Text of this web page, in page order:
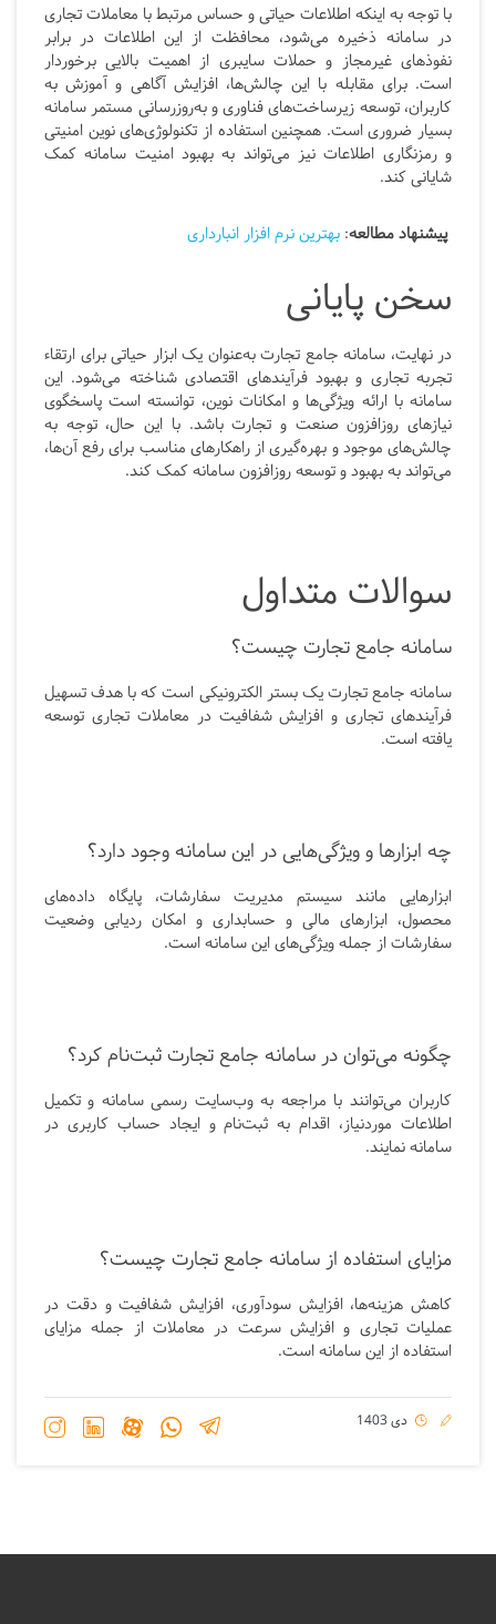
با توجه به اینکه اطلاعات حیاتی و حساس مرتبط با معاملات تجاری
در سامانه ذخیره می‌شود، محافظت از این اطلاعات در برابر
نفوذهای غیرمجاز و حملات سایبری از اهمیت بالایی برخوردار
است. برای مقابله با این چالش‌ها، افزایش آگاهی و آموزش به
کاربران، توسعه زیرساخت‌های فناوری و به‌روز‌رسانی مستمر سامانه
بسیار ضروری است. همچنین استفاده از تکنولوژی‌های نوین امنیتی
و رمزنگاری اطلاعات نیز می‌تواند به بهبود امنیت سامانه کمک
شایانی کند.
پیشنهاد مطالعه: بهترین نرم افزار انبارداری
سخن پایانی
در نهایت، سامانه جامع تجارت به‌عنوان یک ابزار حیاتی برای ارتقاء
تجربه تجاری و بهبود فرآیندهای اقتصادی شناخته می‌شود. این
سامانه با ارائه ویژگی‌ها و امکانات نوین، توانسته است پاسخگوی
نیازهای روزافزون صنعت و تجارت باشد. با این حال، توجه به
چالش‌های موجود و بهره‌گیری از راهکارهای مناسب برای رفع آن‌ها،
می‌تواند به بهبود و توسعه روزافزون سامانه کمک کند.
سوالات متداول
سامانه جامع تجارت چیست؟
سامانه جامع تجارت یک بستر الکترونیکی است که با هدف تسهیل
فرآیندهای تجاری و افزایش شفافیت در معاملات تجاری توسعه
یافته است.
چه ابزارها و ویژگی‌هایی در این سامانه وجود دارد؟
ابزارهایی مانند سیستم مدیریت سفارشات، پایگاه داده‌های
محصول، ابزارهای مالی و حسابداری و امکان ردیابی وضعیت
سفارشات از جمله ویژگی‌های این سامانه است.
چگونه می‌توان در سامانه جامع تجارت ثبت‌نام کرد؟
کاربران می‌توانند با مراجعه به وب‌سایت رسمی سامانه و تکمیل
اطلاعات موردنیاز، اقدام به ثبت‌نام و ایجاد حساب کاربری در
سامانه نمایند.
مزایای استفاده از سامانه جامع تجارت چیست؟
کاهش هزینه‌ها، افزایش سودآوری، افزایش شفافیت و دقت در
عملیات تجاری و افزایش سرعت در معاملات از جمله مزایای
استفاده از این سامانه است.
دی 1403